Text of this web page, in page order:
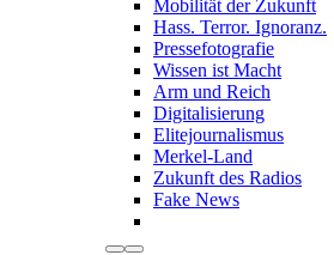
Mobilität der Zukunft
Hass. Terror. Ignoranz.
Pressefotografie
Wissen ist Macht
Arm und Reich
Digitalisierung
Elitejournalismus
Merkel-Land
Zukunft des Radios
Fake News